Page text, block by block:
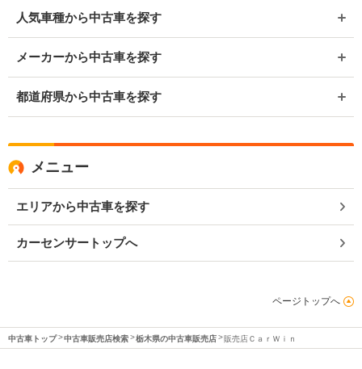
人気車種から中古車を探す
メーカーから中古車を探す
都道府県から中古車を探す
メニュー
エリアから中古車を探す
カーセンサートップへ
ページトップへ
中古車トップ 中古車販売店検索 栃木県の中古車販売店 販売店ＣａｒＷｉｎ